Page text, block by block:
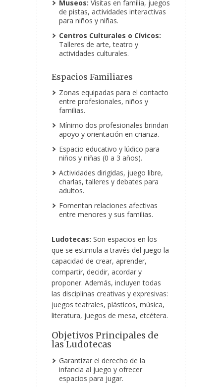
Museos: Visitas en familia, juegos
de pistas, actividades interactivas
para niños y niñas.
Centros Culturales o Cívicos:
Talleres de arte, teatro y
actividades culturales.
Espacios Familiares
Zonas equipadas para el contacto
entre profesionales, niños y
familias.
Mínimo dos profesionales brindan
apoyo y orientación en crianza.
Espacio educativo y lúdico para
niños y niñas (0 a 3 años).
Actividades dirigidas, juego libre,
charlas, talleres y debates para
adultos.
Fomentan relaciones afectivas
entre menores y sus familias.
Ludotecas: Son espacios en los
que se estimula a través del juego la
capacidad de crear, aprender,
compartir, decidir, acordar y
proponer. Además, incluyen todas
las disciplinas creativas y expresivas:
juegos teatrales, plásticos, música,
literatura, juegos de mesa, etcétera.
Objetivos Principales de
las Ludotecas
Garantizar el derecho de la
infancia al juego y ofrecer
espacios para jugar.